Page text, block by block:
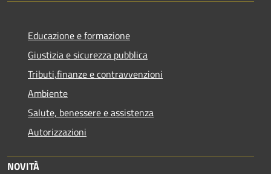
Educazione e formazione
Giustizia e sicurezza pubblica
Tributi,finanze e contravvenzioni
Ambiente
Salute, benessere e assistenza
Autorizzazioni
NOVITÀ